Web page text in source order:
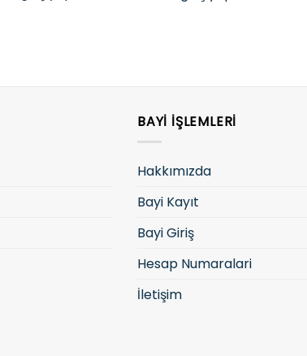
BAYI İŞLEMLERI
Hakkımızda
Bayi Kayıt
Bayi Giriş
Hesap Numaralari
İletişim